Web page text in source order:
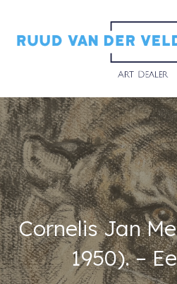
Cornelis Jan
1950). –